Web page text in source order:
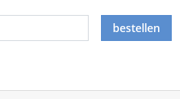
bestellen